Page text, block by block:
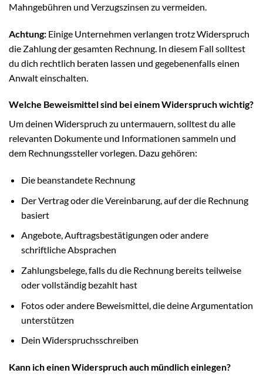
Mahngebühren und Verzugszinsen zu vermeiden.
Achtung: Einige Unternehmen verlangen trotz Widerspruch
die Zahlung der gesamten Rechnung. In diesem Fall solltest
du dich rechtlich beraten lassen und gegebenenfalls einen
Anwalt einschalten.
Welche Beweismittel sind bei einem Widerspruch wichtig?
Um deinen Widerspruch zu untermauern, solltest du alle
relevanten Dokumente und Informationen sammeln und
dem Rechnungssteller vorlegen. Dazu gehören:
Die beanstandete Rechnung
Der Vertrag oder die Vereinbarung, auf der die Rechnung
basiert
Angebote, Auftragsbestätigungen oder andere
schriftliche Absprachen
Zahlungsbelege, falls du die Rechnung bereits teilweise
oder vollständig bezahlt hast
Fotos oder andere Beweismittel, die deine Argumentation
unterstützen
Dein Widerspruchsschreiben
Kann ich einen Widerspruch auch mündlich einlegen?